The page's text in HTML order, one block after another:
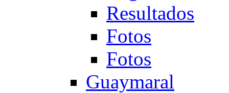
Resultados
Fotos
Fotos
Guaymaral